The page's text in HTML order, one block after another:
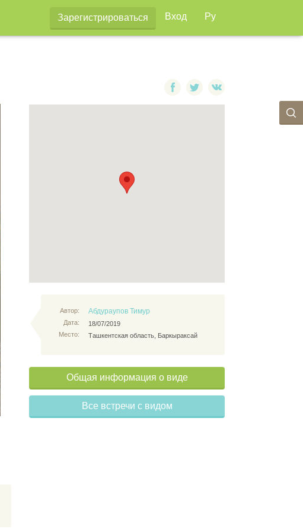
Зарегистрироваться Вход Ру
Автор:
Дата:
Место:
Абдураупов Тимур
18/07/2019
Ташкентская область, Баркыраксай
Общая информация о виде
Все встречи с видом